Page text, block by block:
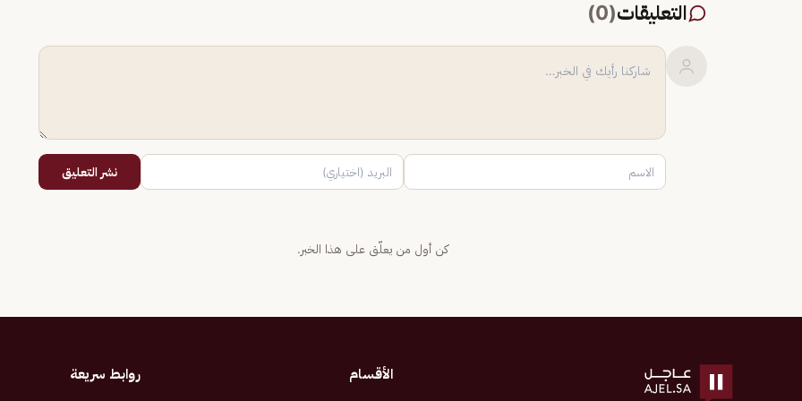
التعليقات(
0
)
نشر التعليق
كن أول من يعلّق على هذا الخبر.
الأقسام روابط سريعة